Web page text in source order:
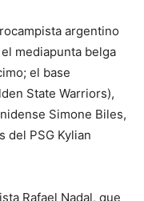
argentino
mediapunta belga
el base
State Warriors),
Simone Biles,
del PSG Kylian
Rafael Nadal, que